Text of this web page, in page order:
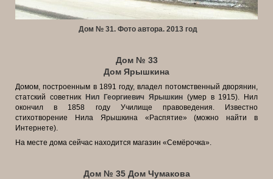
Дом № 31. Фото автора. 2013 год
Дом № 33
Дом Ярышкина
Домом, построенным в 1891 году, владел потомственный дворянин,
статский советник
Нил Георгиевич Ярышкин (умер в 1915). Нил
окончил в 1858 году Училище правоведения. Известно
стихотворение Нила Ярышкина «Распятие» (можно найти в
Интернете).
На месте дома сейчас находится магазин «Семёрочка».
Дом № 35 Дом Чумакова